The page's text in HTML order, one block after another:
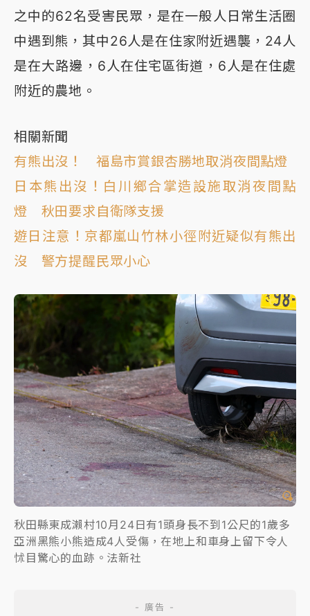
之中的62名受害民眾，是在一般人日常生活圈
中遇到熊，其中26人是在住家附近遇襲，24人
是在大路邊，6人在住宅區街道，6人是在住處
附近的農地。
相關新聞
有熊出沒！ 福島市賞銀杏勝地取消夜間點燈
日本熊出沒！白川鄉合掌造設施取消夜間點
燈 秋田要求自衛隊支援
遊日注意！京都嵐山竹林小徑附近疑似有熊出
沒 警方提醒民眾小心
秋田縣東成瀨村10月24日有1頭身長不到1公尺的1歲多
亞洲黑熊小熊造成4人受傷，在地上和車身上留下令人
怵目驚心的血跡。法新社